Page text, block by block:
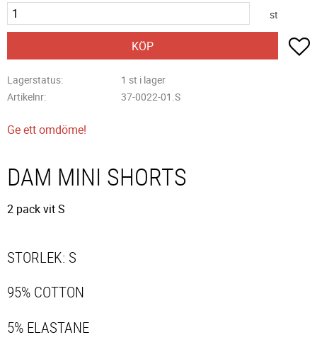
st
KÖP
Lagerstatus
1 st i lager
Artikelnr
37-0022-01.S
Ge ett omdöme!
DAM MINI SHORTS
2 pack vit S
STORLEK: S
95% COTTON
5% ELASTANE